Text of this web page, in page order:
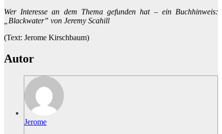
Wer Interesse an dem Thema gefunden hat – ein Buchhinweis:
„Blackwater” von Jeremy Scahill
(Text: Jerome Kirschbaum)
Autor
Jerome